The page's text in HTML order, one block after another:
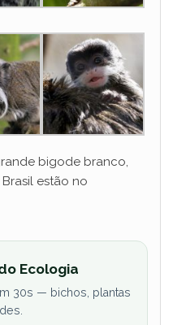
bigode branco,
estão no
Ecologia
30s — bichos, plantas